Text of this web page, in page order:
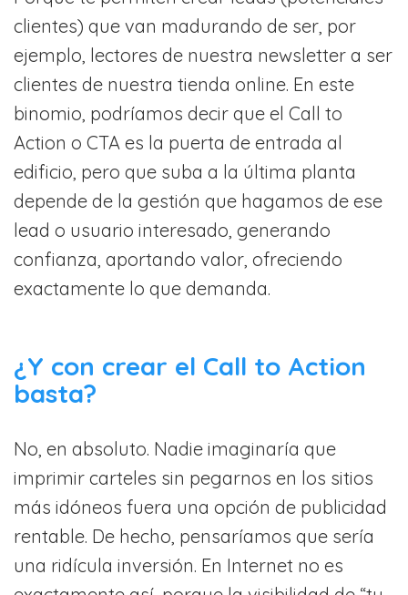
clientes) que van madurando de ser, por
ejemplo, lectores de nuestra newsletter a ser
clientes de nuestra tienda online. En este
binomio, podríamos decir que el Call to
Action o CTA es la puerta de entrada al
edificio, pero que suba a la última planta
depende de la gestión que hagamos de ese
lead o usuario interesado, generando
confianza, aportando valor, ofreciendo
exactamente lo que demanda.
¿Y con crear el Call to Action
basta?
No, en absoluto. Nadie imaginaría que
imprimir carteles sin pegarnos en los sitios
más idóneos fuera una opción de publicidad
rentable. De hecho, pensaríamos que sería
una ridícula inversión. En Internet no es